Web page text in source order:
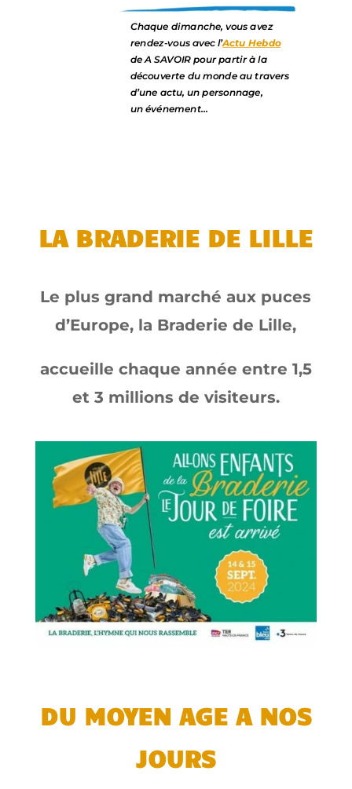
Chaque dimanche, vous avez
rendez-vous avec l’Actu Hebdo
de A SAVOIR pour partir à la
découverte du monde au travers
d’une actu, un personnage,
un événement…
LA BRADERIE DE LILLE
Le plus grand marché aux puces
d’Europe, la Braderie de Lille,
accueille chaque année entre 1,5
et 3 millions de visiteurs.
DU MOYEN AGE A NOS
JOURS